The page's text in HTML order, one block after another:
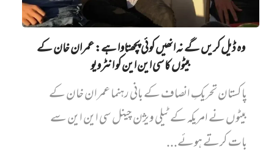
وہ ڈیل کریں گے نہ انھیں کوئی پچھتاوا ہے: عمران خان کے
بیٹوں کا سی این این کو انٹرویو
پاکستان تحریکِ انصاف کے بانی رہنما عمران خان کے
بیٹوں نے امریکہ کے ٹیلی ویژن چینل سی این این سے
بات کرتے ہوئے...